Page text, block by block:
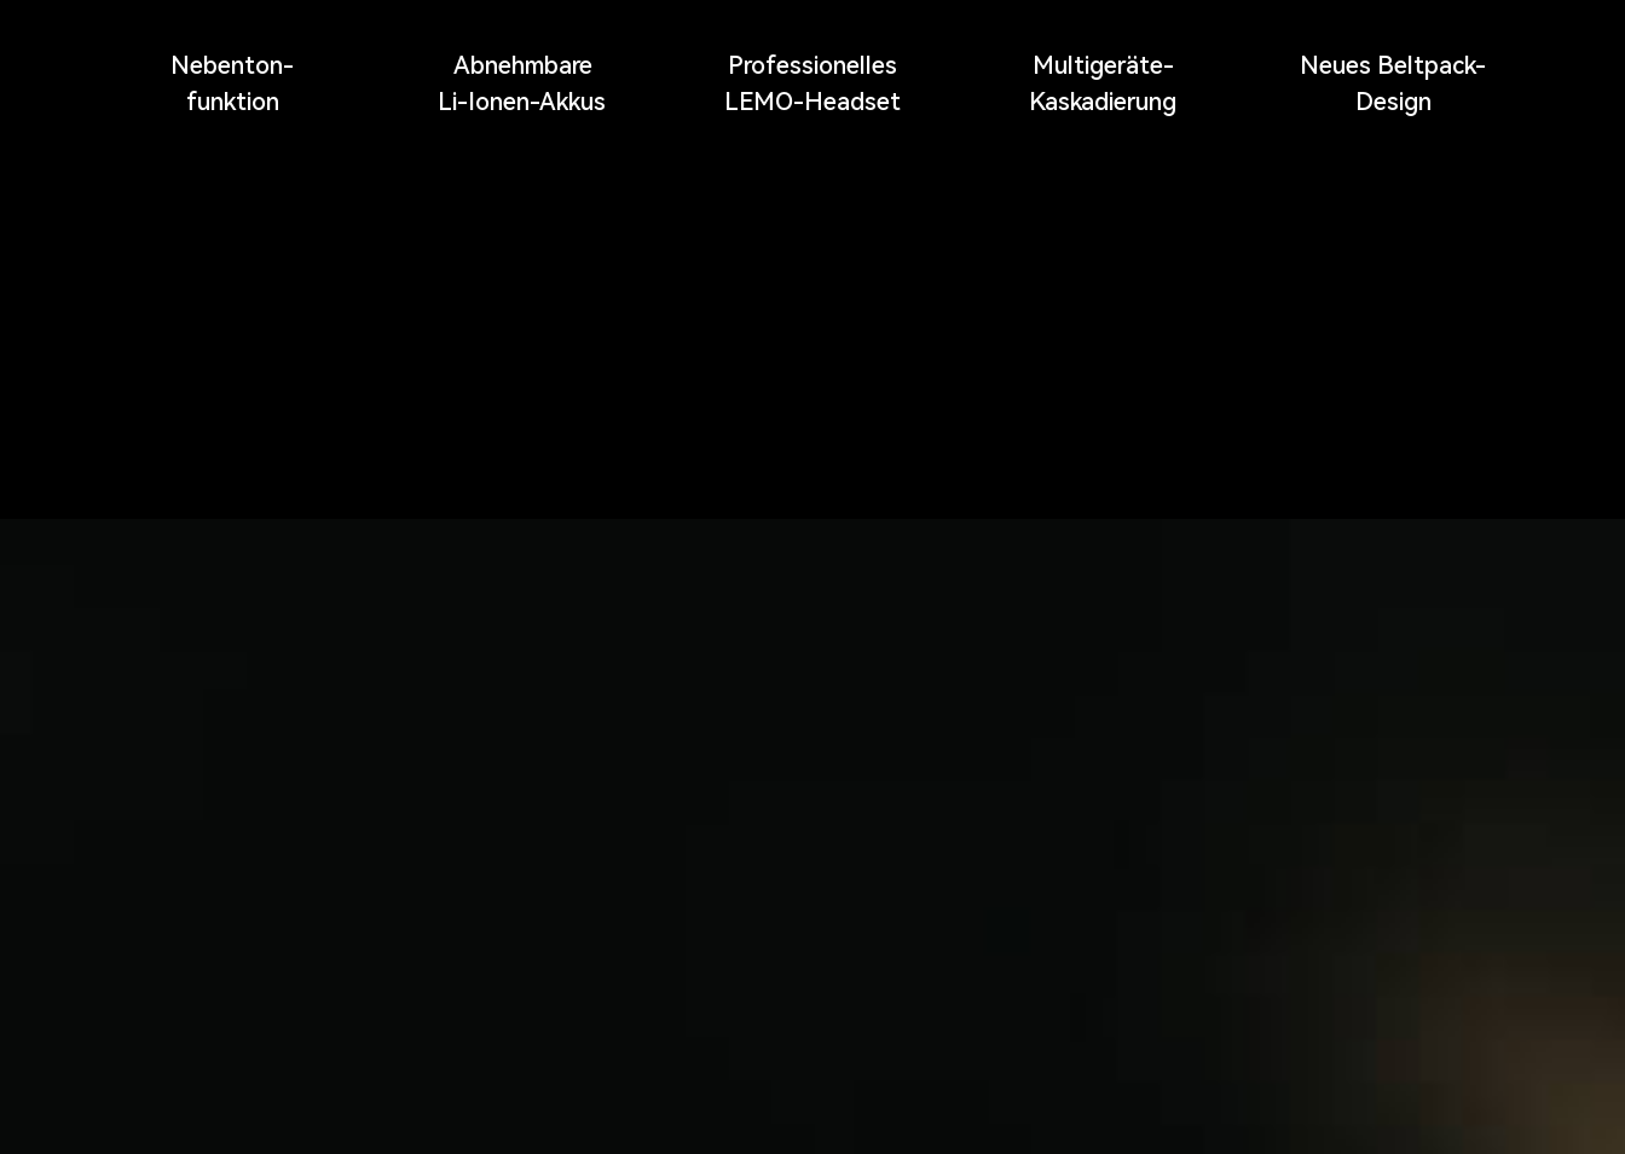
Nebenton-
funktion
Abnehmbare
Li-Ionen-Akkus
Professionelles
LEMO-Headset
Multigeräte-
Kaskadierung
Neues Beltpack-
Design